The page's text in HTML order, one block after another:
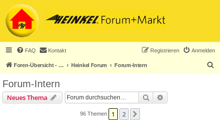
FAQ Kontakt Anmelden
Registrieren
Foren-Übersicht - ACHTUNG! Neuregistrierung nur noch für Heinkel-Club-Mitglieder! Heinkel Forum Forum-Intern
Forum-Intern
Neues Thema Suche
96 Themen 1 2